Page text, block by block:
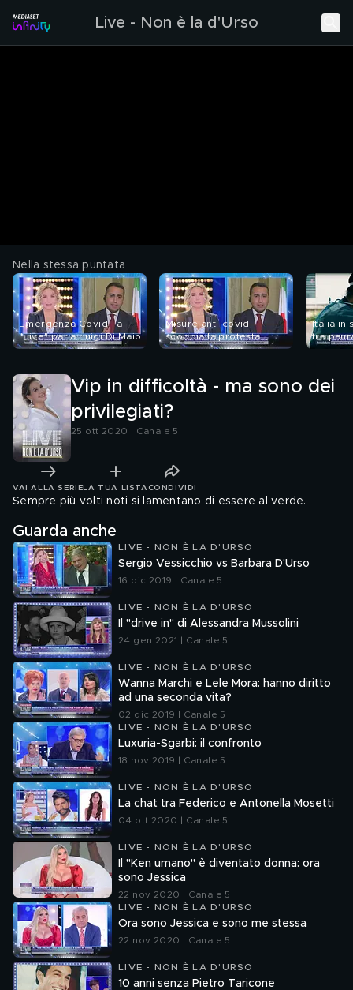
Live - Non è la d'Urso
Nella stessa puntata
Emergenza Covid - a
"Live" parla Luigi Di Maio
Misure anti-covid -
scoppia la protesta
Italia in
tra
Vip in difficoltà - ma sono dei
privilegiati?
25 ott 2020 | Canale 5
VAI ALLA SERIE LA TUA LISTA CONDIVIDI
Sempre più volti noti si lamentano di essere al verde.
Guarda anche
LIVE - NON È LA D'URSO
Sergio Vessicchio vs Barbara D'Urso
16 dic 2019 | Canale 5
LIVE - NON È LA D'URSO
Il "drive in" di Alessandra Mussolini
24 gen 2021 | Canale 5
LIVE - NON È LA D'URSO
Wanna Marchi e Lele Mora: hanno diritto
ad una seconda vita?
02 dic 2019 | Canale 5
LIVE - NON È LA D'URSO
Luxuria-Sgarbi: il confronto
18 nov 2019 | Canale 5
LIVE - NON È LA D'URSO
La chat tra Federico e Antonella Mosetti
04 ott 2020 | Canale 5
LIVE - NON È LA D'URSO
Il "Ken umano" è diventato donna: ora
sono Jessica
22 nov 2020 | Canale 5
LIVE - NON È LA D'URSO
Ora sono Jessica e sono me stessa
22 nov 2020 | Canale 5
LIVE - NON È LA D'URSO
10 anni senza Pietro Taricone